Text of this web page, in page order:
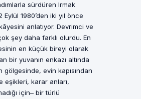
sürdüren Irmak
Eylül 1980’den iki yıl önce
anlatıyor. Devrimci ve
şey daha farklı olurdu. En
en küçük bireyi olarak
bir yuvanın enkazı altında
gölgesinde, evin kapısından
eşikleri, karar anları,
için– bir türlü